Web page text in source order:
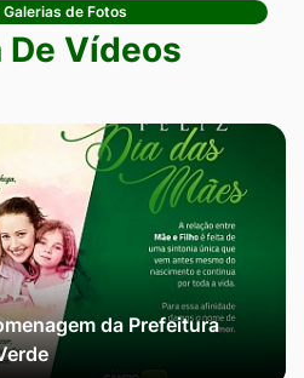
de Fotos
De Vídeos
da Prefeitura